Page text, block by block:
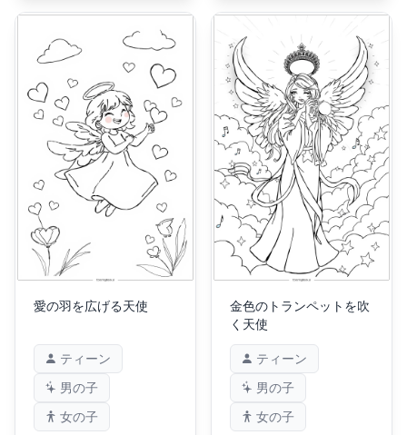
愛の羽を広げる天使
ティーン
男の子
女の子
金色のトランペットを吹
く天使
ティーン
男の子
女の子